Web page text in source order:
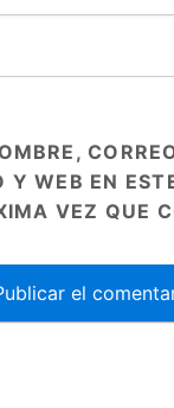
Y WEB EN
VEZ QUE